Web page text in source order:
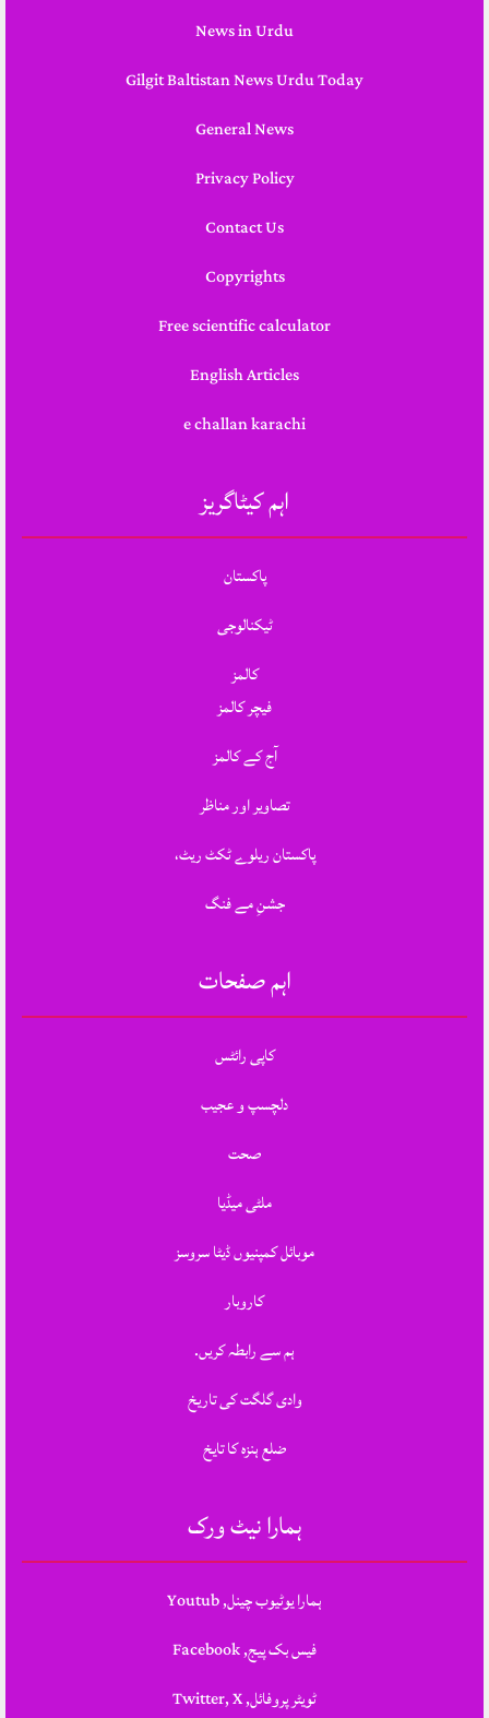
News in Urdu
Gilgit Baltistan News Urdu Today
General News
Privacy Policy
Contact Us
Copyrights
Free scientific calculator
English Articles
e challan karachi
اہم کیٹاگریز
پاکستان
ٹیکنالوجی
کالمز
فیچر کالمز
آج کے کالمز
تصاویر اور مناظر
پاکستان ریلوے ٹکٹ ریٹ،
جشنِ مے فنگ
اہم صفحات
کاپی رائٹس
دلچسپ و عجیب
صحت
ملٹی میڈیا
موبائل کمپنیوں ڈیٹا سروسز
کاروبار
ہم سے رابطہ کریں.
وادی گلگت کی تاریخ
ضلع ہنزہ کا تایخ
ہمارا نیٹ ورک
ہمارا یوٹیوب چینل, Youtub
فیس بک پیج, Facebook
ٹویٹر پروفائل, Twitter, X